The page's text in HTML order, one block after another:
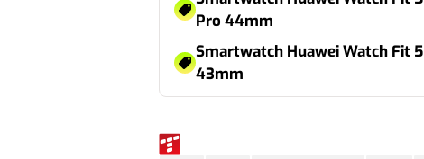
Pro 44mm
Smartwatch Huawei Watch Fit 5
43mm